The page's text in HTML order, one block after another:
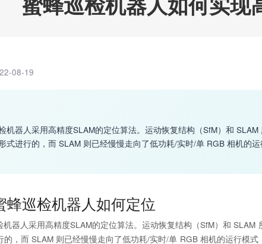
08-19
机器人采用高精度SLAM的定位算法。运动恢复结构（SfM）和
式进行的，而 SLAM 则已经慢慢走向了低功耗/实时/单 RGB 相机的
蜂巡检机器人如何定位
机器人采用高精度SLAM的定位算法。运动恢复结构（SfM）和 SLAM
的，而 SLAM 则已经慢慢走向了低功耗/实时/单 RGB 相机的运行模式